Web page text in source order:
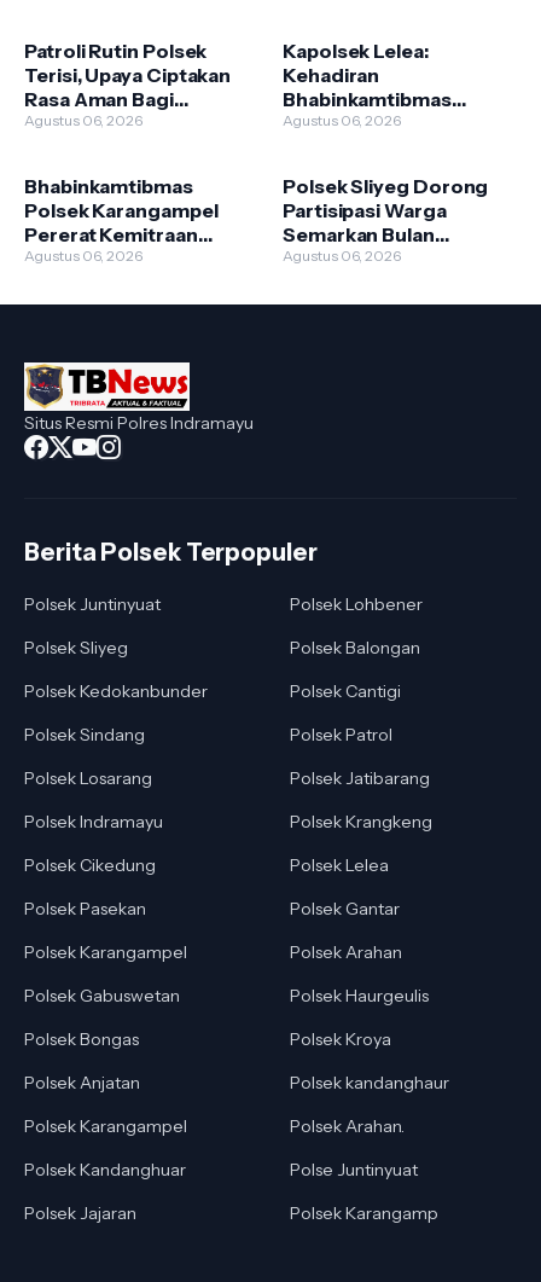
Patroli Rutin Polsek
Terisi, Upaya Ciptakan
Rasa Aman Bagi
Masyarakat
Agustus 06, 2026
Kapolsek Lelea:
Kehadiran
Bhabinkamtibmas
Bentuk Komitmen Polri
Agustus 06, 2026
Bhabinkamtibmas
Polsek Karangampel
Pererat Kemitraan
Dengan Petani Desa
Agustus 06, 2026
Polsek Sliyeg Dorong
Partisipasi Warga
Semarkan Bulan
Kemerdekaan
Agustus 06, 2026
Situs Resmi Polres Indramayu
Berita Polsek Terpopuler
Polsek Juntinyuat
Polsek Lohbener
Polsek Sliyeg
Polsek Balongan
Polsek Kedokanbunder
Polsek Cantigi
Polsek Sindang
Polsek Patrol
Polsek Losarang
Polsek Jatibarang
Polsek Indramayu
Polsek Krangkeng
Polsek Cikedung
Polsek Lelea
Polsek Pasekan
Polsek Gantar
Polsek Karangampel
Polsek Arahan
Polsek Gabuswetan
Polsek Haurgeulis
Polsek Bongas
Polsek Kroya
Polsek Anjatan
Polsek kandanghaur
Polsek Karangampel
Polsek Arahan.
Polsek Kandanghuar
Polse Juntinyuat
Polsek Jajaran
Polsek Karangamp